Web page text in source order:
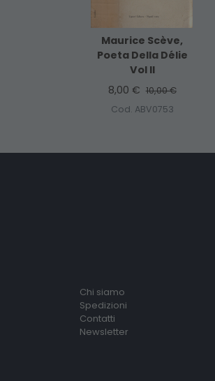
Maurice Scève,
Poeta Della Délie
Vol II
8,00 € 10,00 €
Cod. ABV0753
Chi siamo
Spedizioni
Contatti
Newsletter